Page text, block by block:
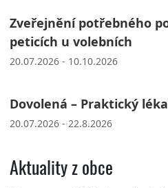
Zveřejnění potřebného
peticích u volebních
20.07.2026 - 10.10.2026
Dovolená – Praktický
20.07.2026 - 22.8.2026
Aktuality z obce